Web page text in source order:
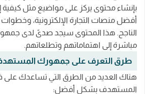
بإنشاء محتوى يركز على مواضيع مثل كيفية
أفضل منصات التجارة الإلكترونية، وخطوات
الناجح. هذا المحتوى سيجد صدىً لدى
مباشرة إلى اهتماماتهم وتطلعاتهم.
طرق التعرف على جمهورك
هناك العديد من الطرق التي تساعدك
المستهدف بشكل أفضل: